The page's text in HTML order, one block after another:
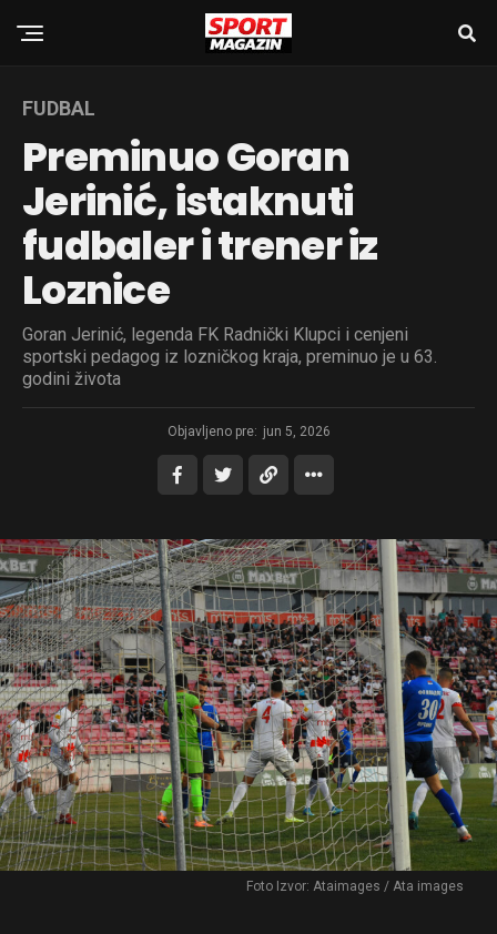
FUDBAL
Preminuo Goran
Jerinić, istaknuti
fudbaler i trener iz
Loznice
Goran Jerinić, legenda FK Radnički Klupci i cenjeni
sportski pedagog iz lozničkog kraja, preminuo je u 63.
godini života
Objavljeno pre: jun 5, 2026
Foto Izvor: Ataimages / Ata images